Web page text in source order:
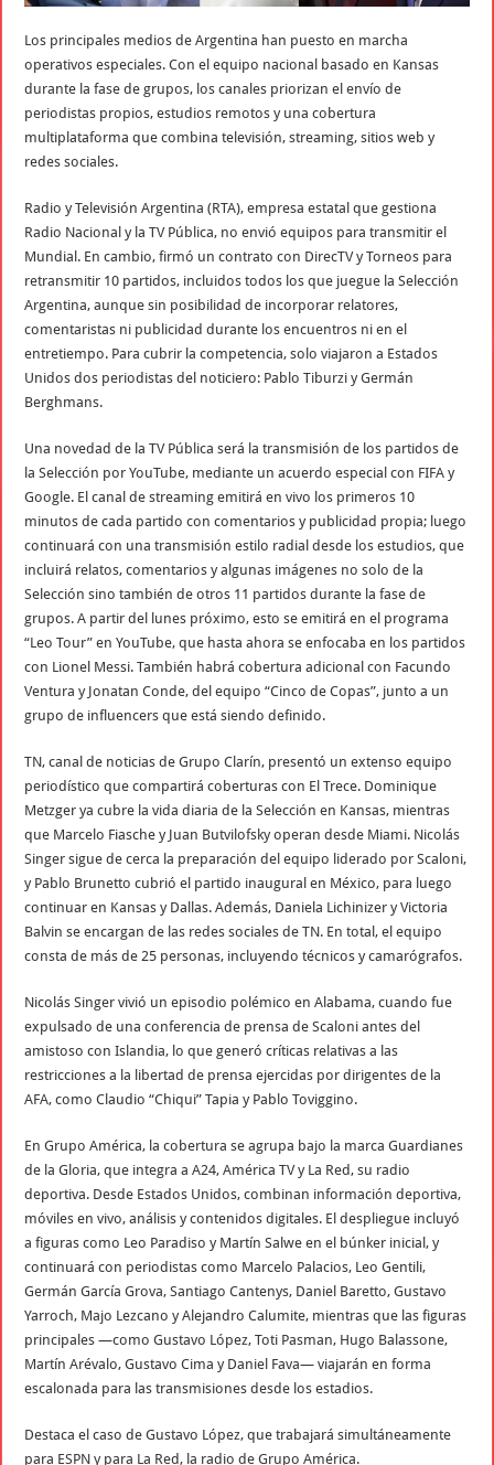
Los principales medios de Argentina han puesto en marcha
operativos especiales. Con el equipo nacional basado en Kansas
durante la fase de grupos, los canales priorizan el envío de
periodistas propios, estudios remotos y una cobertura
multiplataforma que combina televisión, streaming, sitios web y
redes sociales.
Radio y Televisión Argentina (RTA), empresa estatal que gestiona
Radio Nacional y la TV Pública, no envió equipos para transmitir el
Mundial. En cambio, firmó un contrato con DirecTV y Torneos para
retransmitir 10 partidos, incluidos todos los que juegue la Selección
Argentina, aunque sin posibilidad de incorporar relatores,
comentaristas ni publicidad durante los encuentros ni en el
entretiempo. Para cubrir la competencia, solo viajaron a Estados
Unidos dos periodistas del noticiero: Pablo Tiburzi y Germán
Berghmans.
Una novedad de la TV Pública será la transmisión de los partidos de
la Selección por YouTube, mediante un acuerdo especial con FIFA y
Google. El canal de streaming emitirá en vivo los primeros 10
minutos de cada partido con comentarios y publicidad propia; luego
continuará con una transmisión estilo radial desde los estudios, que
incluirá relatos, comentarios y algunas imágenes no solo de la
Selección sino también de otros 11 partidos durante la fase de
grupos. A partir del lunes próximo, esto se emitirá en el programa
“Leo Tour” en YouTube, que hasta ahora se enfocaba en los partidos
con Lionel Messi. También habrá cobertura adicional con Facundo
Ventura y Jonatan Conde, del equipo “Cinco de Copas”, junto a un
grupo de influencers que está siendo definido.
TN, canal de noticias de Grupo Clarín, presentó un extenso equipo
periodístico que compartirá coberturas con El Trece. Dominique
Metzger ya cubre la vida diaria de la Selección en Kansas, mientras
que Marcelo Fiasche y Juan Butvilofsky operan desde Miami. Nicolás
Singer sigue de cerca la preparación del equipo liderado por Scaloni,
y Pablo Brunetto cubrió el partido inaugural en México, para luego
continuar en Kansas y Dallas. Además, Daniela Lichinizer y Victoria
Balvin se encargan de las redes sociales de TN. En total, el equipo
consta de más de 25 personas, incluyendo técnicos y camarógrafos.
Nicolás Singer vivió un episodio polémico en Alabama, cuando fue
expulsado de una conferencia de prensa de Scaloni antes del
amistoso con Islandia, lo que generó críticas relativas a las
restricciones a la libertad de prensa ejercidas por dirigentes de la
AFA, como Claudio “Chiqui” Tapia y Pablo Toviggino.
En Grupo América, la cobertura se agrupa bajo la marca Guardianes
de la Gloria, que integra a A24, América TV y La Red, su radio
deportiva. Desde Estados Unidos, combinan información deportiva,
móviles en vivo, análisis y contenidos digitales. El despliegue incluyó
a figuras como Leo Paradiso y Martín Salwe en el búnker inicial, y
continuará con periodistas como Marcelo Palacios, Leo Gentili,
Germán García Grova, Santiago Cantenys, Daniel Baretto, Gustavo
Yarroch, Majo Lezcano y Alejandro Calumite, mientras que las figuras
principales —como Gustavo López, Toti Pasman, Hugo Balassone,
Martín Arévalo, Gustavo Cima y Daniel Fava— viajarán en forma
escalonada para las transmisiones desde los estadios.
Destaca el caso de Gustavo López, que trabajará simultáneamente
para ESPN y para La Red, la radio de Grupo América.